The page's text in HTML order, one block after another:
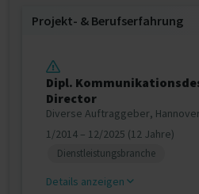
Projekt‐ & Berufserfahrung
Dipl.
Director
Diverse Auftraggeber, Hannover
1/2014 – 12/2025 (12 Jahre)
Dienstleistungsbranche
Details anzeigen